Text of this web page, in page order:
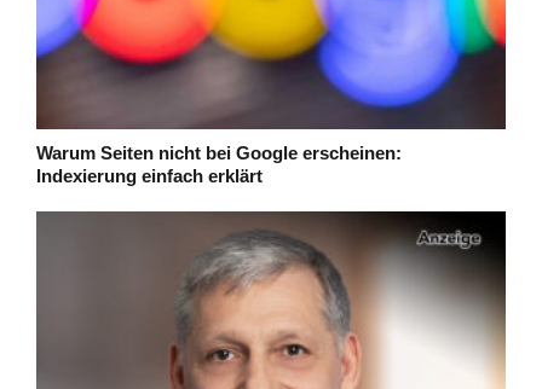
Warum Seiten nicht bei Google erscheinen:
Indexierung einfach erklärt